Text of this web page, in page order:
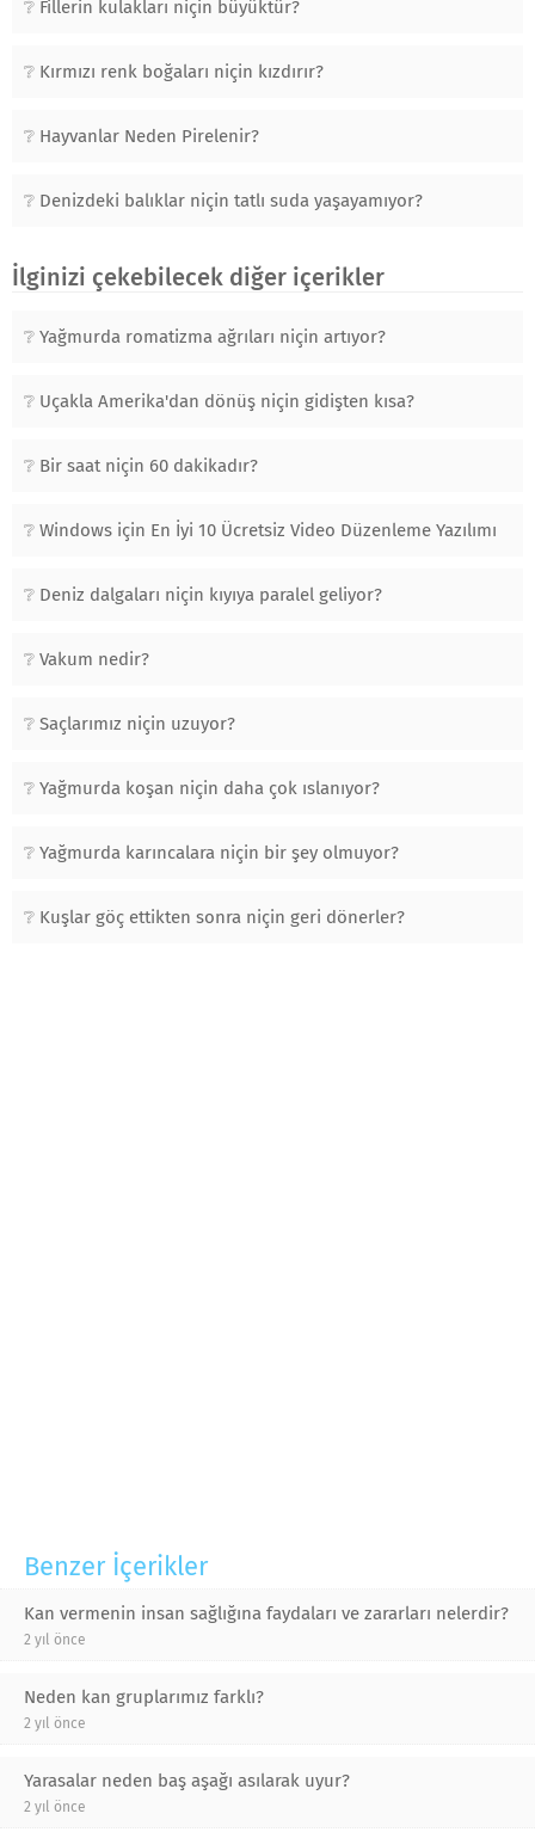
Fillerin kulakları niçin büyüktür?
Kırmızı renk boğaları niçin kızdırır?
Hayvanlar Neden Pirelenir?
Denizdeki balıklar niçin tatlı suda yaşayamıyor?
İlginizi çekebilecek diğer içerikler
Yağmurda romatizma ağrıları niçin artıyor?
Uçakla Amerika'dan dönüş niçin gidişten kısa?
Bir saat niçin 60 dakikadır?
Windows için En İyi 10 Ücretsiz Video Düzenleme Yazılımı
Deniz dalgaları niçin kıyıya paralel geliyor?
Vakum nedir?
Saçlarımız niçin uzuyor?
Yağmurda koşan niçin daha çok ıslanıyor?
Yağmurda karıncalara niçin bir şey olmuyor?
Kuşlar göç ettikten sonra niçin geri dönerler?
Benzer İçerikler
Kan vermenin insan sağlığına faydaları ve zararları nelerdir?
2 yıl önce
Neden kan gruplarımız farklı?
2 yıl önce
Yarasalar neden baş aşağı asılarak uyur?
2 yıl önce